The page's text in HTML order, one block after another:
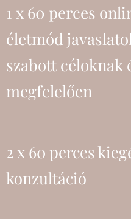
1 x 60 perces
életmód
szabott céloknak
megfelelően
2 x 60 perces
konzultáció